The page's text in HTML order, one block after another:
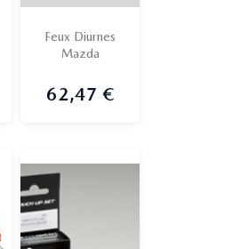
Feux Diurnes
Mazda
Prix
62,47 €